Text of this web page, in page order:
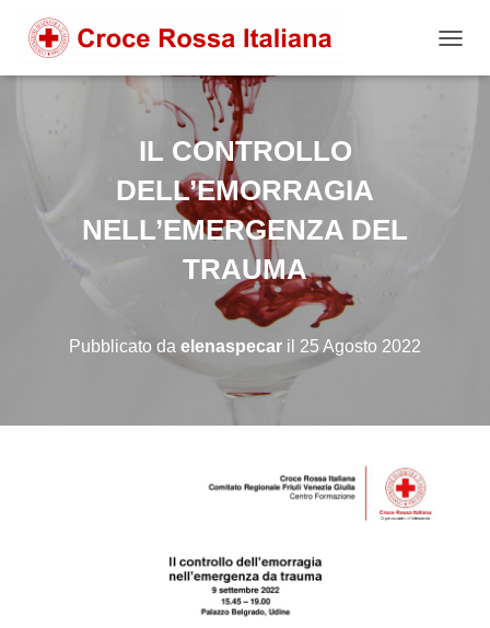
IL CONTROLLO
DELL’EMORRAGIA
NELL’EMERGENZA DEL
TRAUMA
Pubblicato da elenaspecar il 25 Agosto 2022